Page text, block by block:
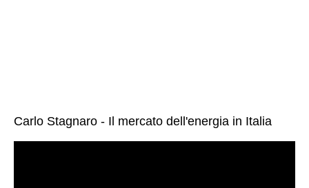
Carlo Stagnaro - Il mercato dell'energia in Italia